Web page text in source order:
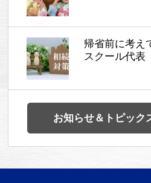
帰省前に考
スクール代
お知らせ＆トピック